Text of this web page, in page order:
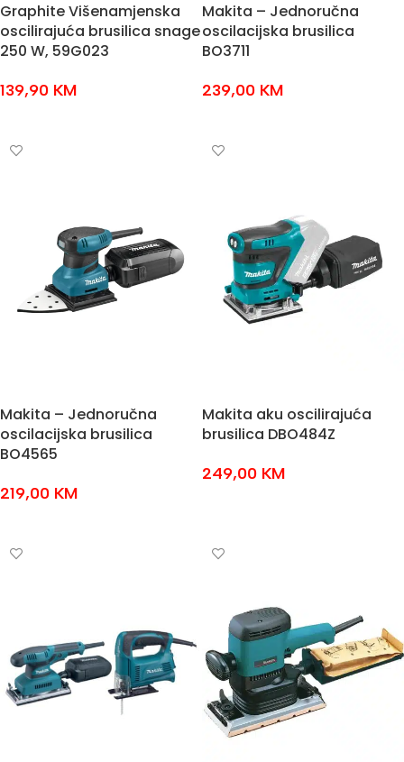
Graphite Višenamjenska
oscilirajuća brusilica snage
250 W, 59G023
139,90 KM
Makita – Jednoručna
oscilacijska brusilica
BO3711
239,00 KM
Makita – Jednoručna
oscilacijska brusilica
BO4565
219,00 KM
Makita aku oscilirajuća
brusilica DBO484Z
249,00 KM